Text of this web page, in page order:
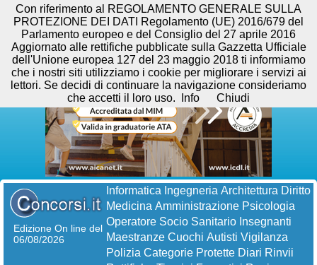
Edizione On line del
06/08/2026
Informatica Ingegneria Architettura Diritto
Medicina Amministrazione Psicologia
Operatore Socio Sanitario Insegnanti
Maestranze Cuochi Autisti Vigilanza
Polizia Categorie Protette Diari Rinvii
Con riferimento al REGOLAMENTO GENERALE SULLA
PROTEZIONE DEI DATI Regolamento (UE) 2016/679 del
Parlamento europeo e del Consiglio del 27 aprile 2016
Aggiornato alle rettifiche pubblicate sulla Gazzetta Ufficiale
dell'Unione europea 127 del 23 maggio 2018 ti informiamo
che i nostri siti utilizziamo i cookie per migliorare i servizi ai
lettori. Se decidi di continuare la navigazione consideriamo
che accetti il loro uso.
Info Chiudi